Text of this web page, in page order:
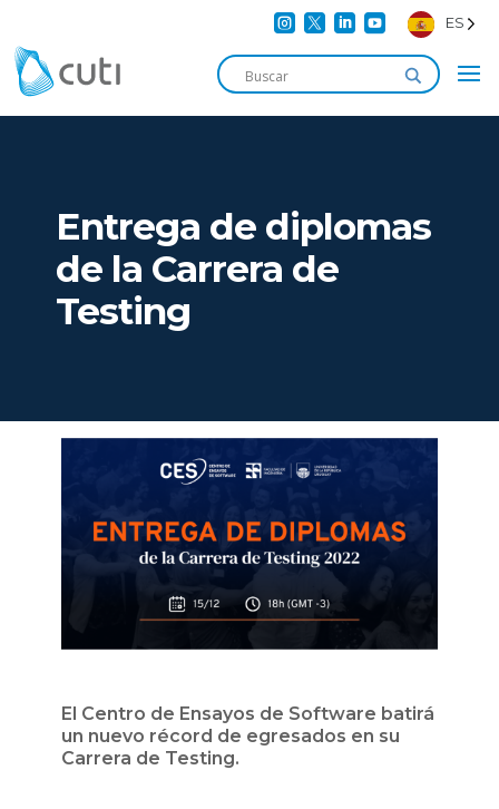
    ES
Entrega de diplomas
de la Carrera de
Testing
El Centro de Ensayos de Software batirá
un nuevo récord de egresados en su
Carrera de Testing.